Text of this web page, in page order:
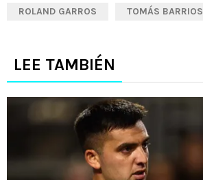
ROLAND GARROS TOMÁS BARRIOS
LEE TAMBIÉN